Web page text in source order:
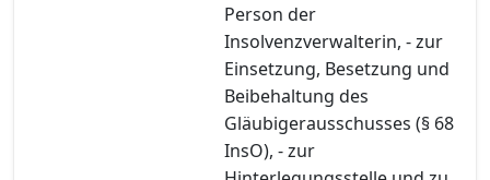
Person der
Insolvenzverwalterin, - zur
Einsetzung, Besetzung und
Beibehaltung des
Gläubigerausschusses (§ 68
InsO), - zur